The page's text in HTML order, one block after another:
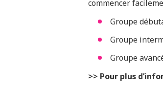
commencer
Groupe
Groupe
Groupe
>> Pour plus